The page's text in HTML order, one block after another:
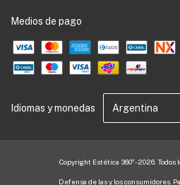
Medios de pago
Idiomas y monedas
Copyright Estética 360º - 2026. Todos
Defensa de las y los consumidores.